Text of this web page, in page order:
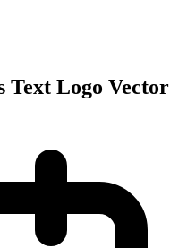
Text Logo Vector